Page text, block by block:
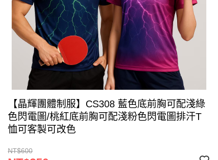
【晶輝團體制服】CS308 藍色底前胸可配淺綠
色閃電圖/桃紅底前胸可配淺粉色閃電圖排汗T
恤可客製可改色
NT$600